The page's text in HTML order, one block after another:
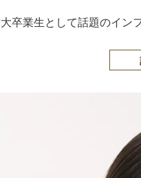
大卒業生として話題のイ